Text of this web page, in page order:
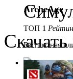
ArcheAge
ТОП 1
Бесплатная